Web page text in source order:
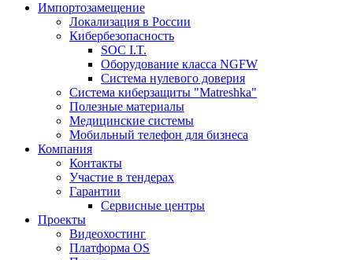
Импортозамещение
Локализация в России
Кибербезопасность
SOC I.T.
Оборудование класса NGFW
Система нулевого доверия
Система киберзащиты "Matreshka"
Полезные материалы
Медицинские системы
Мобильный телефон для бизнеса
Компания
Контакты
Участие в тендерах
Гарантии
Сервисные центры
Проекты
Видеохостинг
Платформа OS